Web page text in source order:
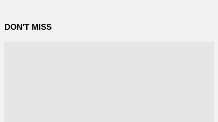
DON'T MISS